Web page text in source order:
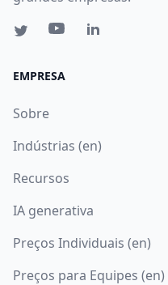
EMPRESA
Sobre
Indústrias (en)
Recursos
IA generativa
Preços Individuais (en)
Preços para Equipes (en)